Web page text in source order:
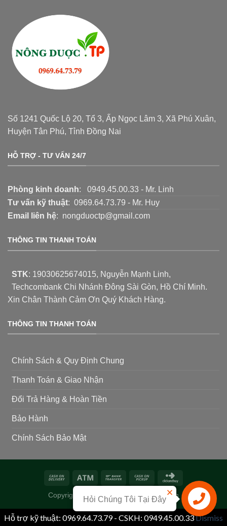
Liên hệ
Hỏi Chúng Tôi Tại Đây
Số 1241 Quốc Lộ 20, Tổ 3, Ấp Ngọc Lâm 3, Xã Phú Xuân,
Huyện Tân Phú, Tỉnh Đồng Nai
HỖ TRỢ - TƯ VẤN 24/7
Phòng kinh doanh: 0949.45.00.33 - Mr. Linh
Tư vấn kỹ thuật: 0969.64.73.79 - Mr. Huy
Email liên hệ: nongduoctp@gmail.com
THÔNG TIN THANH TOÁN
STK: 19030625674015, Nguyễn Mạnh Linh,
Techcombank Chi Nhánh Đông Sài Gòn, Hồ Chí Minh.
Xin Chân Thành Cảm Ơn Quý Khách Hàng.
THÔNG TIN THANH TOÁN
Chính Sách & Quy Định Chung
Thanh Toán & Giao Nhận
Đổi Trả Hàng & Hoàn Tiền
Bảo Hành
Chính Sách Bảo Mật
Copyright 2026 © Siêu Thị Phân Thuốc
Hỗ trợ kỹ thuật: 0969.64.73.79 - CSKH: 0949.45.00.33Dismiss